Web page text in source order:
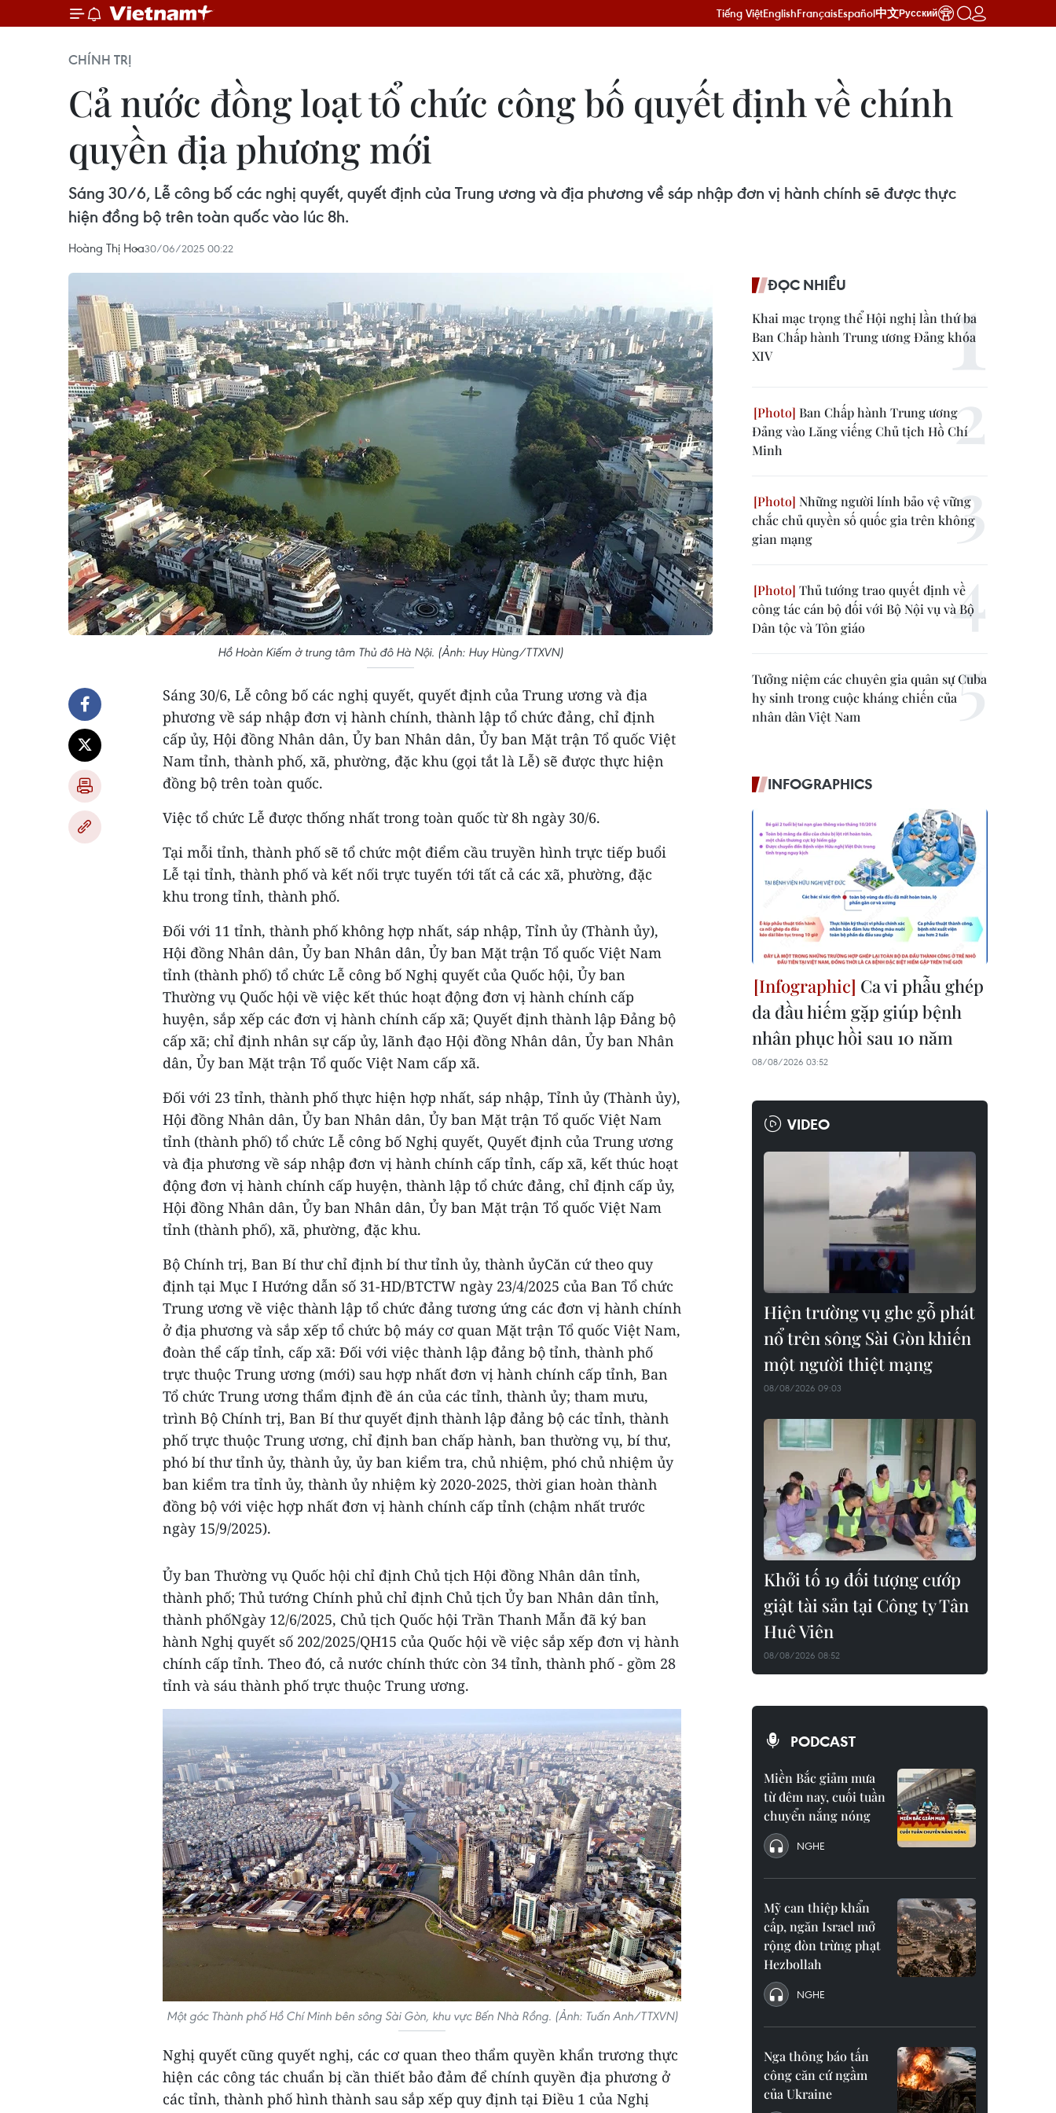
Tiếng ViệtEnglishFrançaisEspañol中文Русский
CHÍNH TRỊ
Cả nước đồng loạt tổ chức công bố quyết định về chính
quyền địa phương mới
Sáng 30/6, Lễ công bố các nghị quyết, quyết định của Trung ương và địa phương về sáp nhập đơn vị hành chính sẽ được thực
hiện đồng bộ trên toàn quốc vào lúc 8h.
Hoàng Thị Hoa30/06/2025 00:22
Hồ Hoàn Kiếm ở trung tâm Thủ đô Hà Nội. (Ảnh: Huy Hùng/TTXVN)
Sáng 30/6, Lễ công bố các nghị quyết, quyết định của Trung ương và địa
phương về sáp nhập đơn vị hành chính, thành lập tổ chức đảng, chỉ định
cấp ủy, Hội đồng Nhân dân, Ủy ban Nhân dân, Ủy ban Mặt trận Tổ quốc Việt
Nam tỉnh, thành phố, xã, phường, đặc khu (gọi tắt là Lễ) sẽ được thực hiện
đồng bộ trên toàn quốc.
Việc tổ chức Lễ được thống nhất trong toàn quốc từ 8h ngày 30/6.
Tại mỗi tỉnh, thành phố sẽ tổ chức một điểm cầu truyền hình trực tiếp buổi
Lễ tại tỉnh, thành phố và kết nối trực tuyến tới tất cả các xã, phường, đặc
khu trong tỉnh, thành phố.
Đối với 11 tỉnh, thành phố không hợp nhất, sáp nhập, Tỉnh ủy (Thành ủy),
Hội đồng Nhân dân, Ủy ban Nhân dân, Ủy ban Mặt trận Tổ quốc Việt Nam
tỉnh (thành phố) tổ chức Lễ công bố Nghị quyết của Quốc hội, Ủy ban
Thường vụ Quốc hội về việc kết thúc hoạt động đơn vị hành chính cấp
huyện, sắp xếp các đơn vị hành chính cấp xã; Quyết định thành lập Đảng bộ
cấp xã; chỉ định nhân sự cấp ủy, lãnh đạo Hội đồng Nhân dân, Ủy ban Nhân
dân, Ủy ban Mặt trận Tổ quốc Việt Nam cấp xã.
Đối với 23 tỉnh, thành phố thực hiện hợp nhất, sáp nhập, Tỉnh ủy (Thành ủy),
Hội đồng Nhân dân, Ủy ban Nhân dân, Ủy ban Mặt trận Tổ quốc Việt Nam
tỉnh (thành phố) tổ chức Lễ công bố Nghị quyết, Quyết định của Trung ương
và địa phương về sáp nhập đơn vị hành chính cấp tỉnh, cấp xã, kết thúc hoạt
động đơn vị hành chính cấp huyện, thành lập tổ chức đảng, chỉ định cấp ủy,
Hội đồng Nhân dân, Ủy ban Nhân dân, Ủy ban Mặt trận Tổ quốc Việt Nam
tỉnh (thành phố), xã, phường, đặc khu.
Bộ Chính trị, Ban Bí thư chỉ định bí thư tỉnh ủy, thành ủyCăn cứ theo quy
định tại Mục I Hướng dẫn số 31-HD/BTCTW ngày 23/4/2025 của Ban Tổ chức
Trung ương về việc thành lập tổ chức đảng tương ứng các đơn vị hành chính
ở địa phương và sắp xếp tổ chức bộ máy cơ quan Mặt trận Tổ quốc Việt Nam,
đoàn thể cấp tỉnh, cấp xã: Đối với việc thành lập đảng bộ tỉnh, thành phố
trực thuộc Trung ương (mới) sau hợp nhất đơn vị hành chính cấp tỉnh, Ban
Tổ chức Trung ương thẩm định đề án của các tỉnh, thành ủy; tham mưu,
trình Bộ Chính trị, Ban Bí thư quyết định thành lập đảng bộ các tỉnh, thành
phố trực thuộc Trung ương, chỉ định ban chấp hành, ban thường vụ, bí thư,
phó bí thư tỉnh ủy, thành ủy, ủy ban kiểm tra, chủ nhiệm, phó chủ nhiệm ủy
ban kiểm tra tỉnh ủy, thành ủy nhiệm kỳ 2020-2025, thời gian hoàn thành
đồng bộ với việc hợp nhất đơn vị hành chính cấp tỉnh (chậm nhất trước
ngày 15/9/2025).
Ủy ban Thường vụ Quốc hội chỉ định Chủ tịch Hội đồng Nhân dân tỉnh,
thành phố; Thủ tướng Chính phủ chỉ định Chủ tịch Ủy ban Nhân dân tỉnh,
thành phốNgày 12/6/2025, Chủ tịch Quốc hội Trần Thanh Mẫn đã ký ban
hành Nghị quyết số 202/2025/QH15 của Quốc hội về việc sắp xếp đơn vị hành
chính cấp tỉnh. Theo đó, cả nước chính thức còn 34 tỉnh, thành phố - gồm 28
tỉnh và sáu thành phố trực thuộc Trung ương.
Một góc Thành phố Hồ Chí Minh bên sông Sài Gòn, khu vực Bến Nhà Rồng. (Ảnh: Tuấn Anh/TTXVN)
Nghị quyết cũng quyết nghị, các cơ quan theo thẩm quyền khẩn trương thực
hiện các công tác chuẩn bị cần thiết bảo đảm để chính quyền địa phương ở
các tỉnh, thành phố hình thành sau sắp xếp quy định tại Điều 1 của Nghị
ĐỌC NHIỀU
Khai mạc trọng thể Hội nghị lần thứ ba
Ban Chấp hành Trung ương Đảng khóa
XIV
Ban Chấp hành Trung ương
Đảng vào Lăng viếng Chủ tịch Hồ Chí
Minh
Những người lính bảo vệ vững
chắc chủ quyền số quốc gia trên không
gian mạng
Thủ tướng trao quyết định về
công tác cán bộ đối với Bộ Nội vụ và Bộ
Dân tộc và Tôn giáo
Tưởng niệm các chuyên gia quân sự Cuba
hy sinh trong cuộc kháng chiến của
nhân dân Việt Nam
INFOGRAPHICS
Ca vi phẫu ghép
da đầu hiếm gặp giúp bệnh
nhân phục hồi sau 10 năm
08/08/2026 03:52
VIDEO
Hiện trường vụ ghe gỗ phát
nổ trên sông Sài Gòn khiến
một người thiệt mạng
08/08/2026 09:03
Khởi tố 19 đối tượng cướp
giật tài sản tại Công ty Tân
Huê Viên
08/08/2026 08:52
PODCAST
Miền Bắc giảm mưa
từ đêm nay, cuối tuần
chuyển nắng nóng
NGHE
Mỹ can thiệp khẩn
cấp, ngăn Israel mở
rộng đòn trừng phạt
Hezbollah
NGHE
Nga thông báo tấn
công căn cứ ngầm
của Ukraine